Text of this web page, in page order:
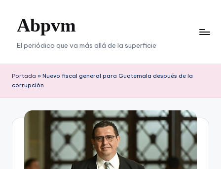
contenido
Abpvm
El periódico que va más allá de la superficie
Portada » Nuevo fiscal general para Guatemala después de la
corrupción